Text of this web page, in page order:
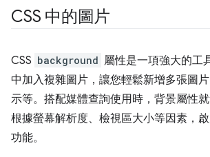
CSS 中的圖片
CSS background 屬性是一項強大的工
中加入複雜圖片，讓您輕鬆新增多張圖
示等。搭配媒體查詢使用時，背景屬性
根據螢幕解析度、檢視區大小等因素，
功能。